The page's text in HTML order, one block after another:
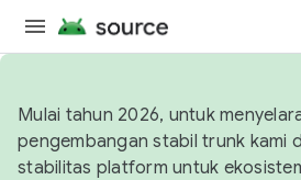
Mulai tahun 2026, untuk
pengembangan stabil trunk kami
stabilitas platform untuk